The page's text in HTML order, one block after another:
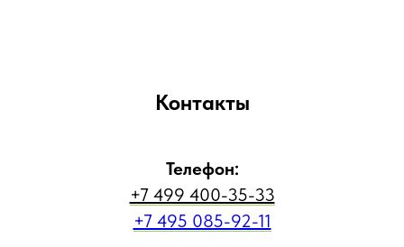
Контакты
Телефон:
+7 499 400-35-33
+7 495 085-92-11